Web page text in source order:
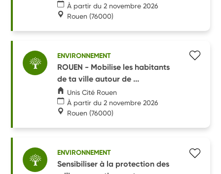
À partir du 2 novembre 2026
Rouen (76000)
ENVIRONNEMENT
ROUEN - Mobilise les habitants
de ta ville autour de ...
Unis Cité Rouen
À partir du 2 novembre 2026
Rouen (76000)
ENVIRONNEMENT
Sensibiliser à la protection des